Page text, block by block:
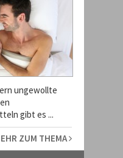
ungewollte
gibt es ...
ZUM THEMA